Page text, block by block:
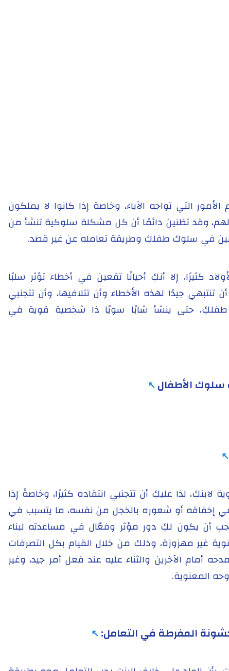
التي تواجه الآباء، وخاصة إذا كانوا لا يملكون
وقد تظنين دائمًا أن كل مشكلة سلوكية تنشأ من
في سلوك طفلكِ وطريقة تعامله عن غير قصد.
كثيرًا، إلا أنكِ أحيانًا تقعين في أخطاء تؤثر سلبًا
جيدًا لهذه الأخطاء وأن تتلافيها، وأن تتجنبي
طفلكِ، حتى ينشأ شابًا سويًا ذا شخصية قوية في
لذا عليكِ أن تتجنبي انتقاده كثيرًا، وخاصةً إذا
إخفاقه أو شعوره بالخجل من نفسه، ما يتسبب في
أن يكون لكِ دور مؤثر وفعّال في مساعدته لبناء
غير مهزوزة، وذلك من خلال القيام بكل التصرفات
أمام الآخرين والثناء عليه عند فعل أمر جيد، وغير
المعنوية.
المفرطة في التعامل: